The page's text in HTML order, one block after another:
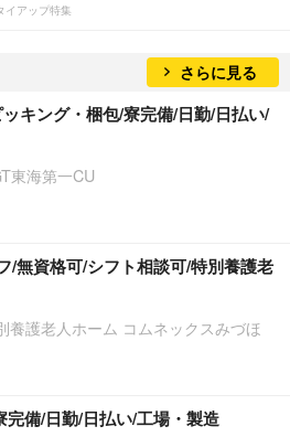
イアップ特集
さらに見る
キング・梱包/寮完備/日勤/日払い/
東海第一CU
/無資格可/シフト相談可/特別養護老
養護老人ホーム コムネックスみづほ
備/日勤/日払い/工場・製造